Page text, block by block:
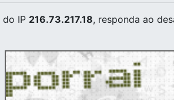
do IP 216.73.217.18, responda ao